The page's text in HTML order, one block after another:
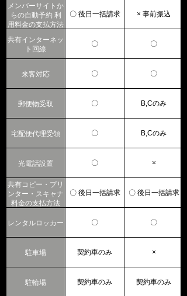
メンバーサイトか
らの自動予約 利
用料金の支払方法
〇 後日一括請求 × 事前振込
共有インターネッ
ト回線
〇 〇
来客対応 〇 〇
郵便物受取 〇 B,Cのみ
宅配便代理受領 〇 B,Cのみ
光電話設置 〇 ×
共有コピー・プリ
ンター・スキャナ
料金の支払方法
〇 後日一括請求 〇 後日一括請求
レンタルロッカー 〇 〇
駐車場 契約車のみ ×
駐輪場 契約車のみ 契約車のみ